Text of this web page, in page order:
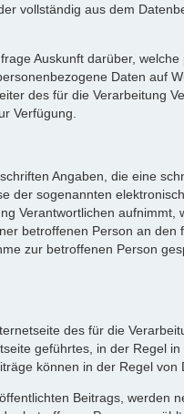
vollständig aus dem
Auskunft darüber,
Daten auf
des für die Verarbeitung
Verfügung.
Angaben, die eine
der sogenannten
Verantwortlichen
betroffenen Person an
zur betroffenen Person
des für die
geführtes, in der Regel
können in der Regel von
Beitrags, werden